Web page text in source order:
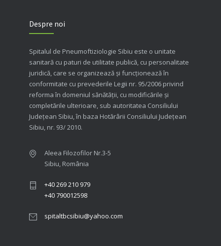
Despre noi
Spitalul de Pneumoftiziologie Sibiu este o unitate
sanitară cu paturi de utilitate publică, cu personalitate
juridică, care se organizează şi funcţionează în
conformitate cu prevederile Legii nr. 95/2006 privind
reforma în domeniul sănătăţii, cu modificările şi
completările ulterioare, sub autoritatea Consiliului
Judeţean Sibiu, în baza Hotărârii Consiliului Judeţean
Sibiu, nr. 93/ 2010.
Aleea Filozofilor Nr.3-5
Sibiu, România
+40 269 210 979
+40 790012598
spitaltbcsibiu@yahoo.com